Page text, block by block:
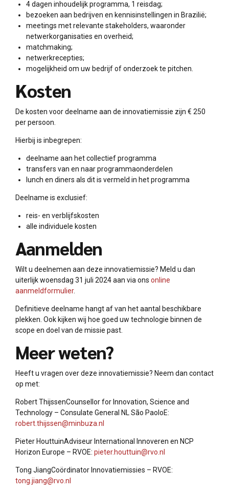
4 dagen inhoudelijk programma, 1 reisdag;
bezoeken aan bedrijven en kennisinstellingen in Brazilië;
meetings met relevante stakeholders, waaronder
netwerkorganisaties en overheid;
matchmaking;
netwerkrecepties;
mogelijkheid om uw bedrijf of onderzoek te pitchen.
Kosten
De kosten voor deelname aan de innovatiemissie zijn € 250
per persoon.
Hierbij is inbegrepen:
deelname aan het collectief programma
transfers van en naar programmaonderdelen
lunch en diners als dit is vermeld in het programma
Deelname is exclusief:
reis- en verblijfskosten
alle individuele kosten
Aanmelden
Wilt u deelnemen aan deze innovatiemissie? Meld u dan
uiterlijk woensdag 31 juli 2024 aan via ons online
aanmeldformulier.
Definitieve deelname hangt af van het aantal beschikbare
plekken. Ook kijken wij hoe goed uw technologie binnen de
scope en doel van de missie past.
Meer weten?
Heeft u vragen over deze innovatiemissie? Neem dan contact
op met:
Robert ThijssenCounsellor for Innovation, Science and
Technology – Consulate General NL São PaoloE:
robert.thijssen@minbuza.nl
Pieter HouttuinAdviseur International Innoveren en NCP
Horizon Europe – RVOE: pieter.houttuin@rvo.nl
Tong JiangCoördinator Innovatiemissies – RVOE:
tong.jiang@rvo.nl